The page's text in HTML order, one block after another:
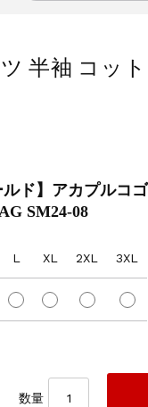
半袖 コッ
ルド】アカプルコ
SM24-08
L XL 2XL 3XL
数量